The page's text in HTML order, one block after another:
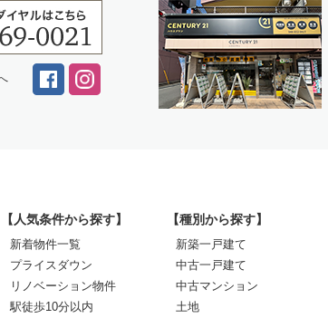
【人気条件から探す】
新着物件一覧
プライスダウン
リノベーション物件
駅徒歩10分以内
【種別から探す】
新築一戸建て
中古一戸建て
中古マンション
土地